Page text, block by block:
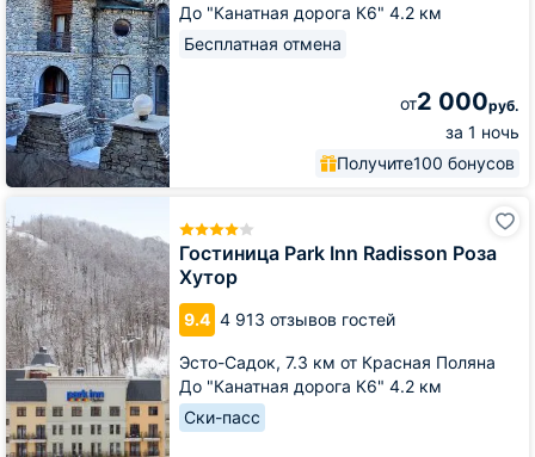
До "Канатная дорога К6" 4.2 км
Бесплатная отмена
от2 000руб.
за 1 ночь
Получите100 бонусов
Гостиница Park Inn Radisson Роза
Хутор
9.4 4 913 отзывов гостей
Эсто-Садок, 7.3 км от Красная Поляна
До "Канатная дорога К6" 4.2 км
Ски-пасс
Park
Inn
Radisson
Роза
Хутор